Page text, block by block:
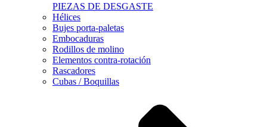
PIEZAS DE DESGASTE
Hélices
Bujes porta-paletas
Embocaduras
Rodillos de molino
Elementos contra-rotación
Rascadores
Cubas / Boquillas